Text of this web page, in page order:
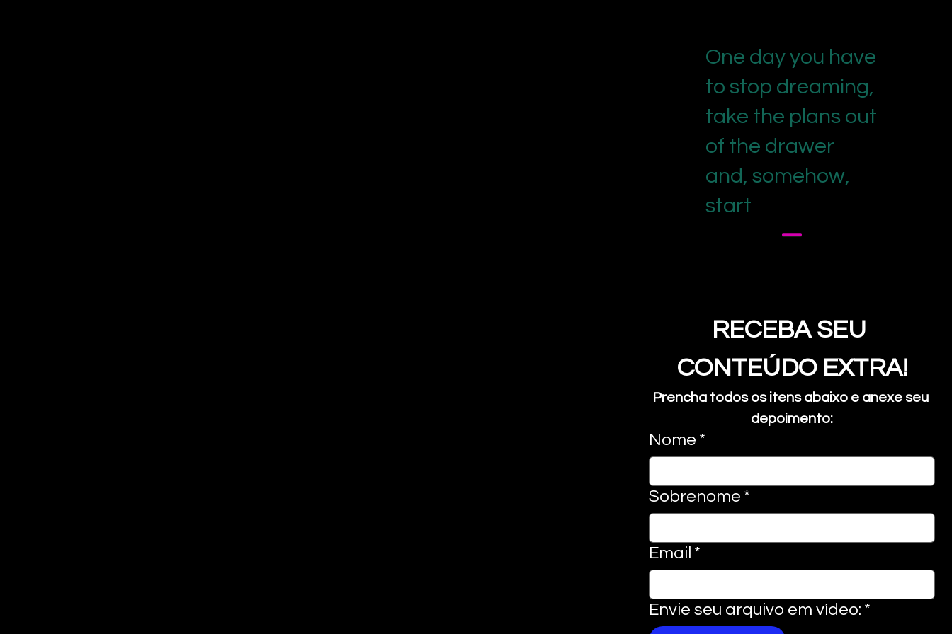
One day you have
to stop dreaming,
take the plans out
of the drawer
and, somehow,
start
RECEBA SEU
CONTEÚDO EXTRA!
Prencha todos os itens abaixo e anexe seu
depoimento:
Nome *
Sobrenome *
Email *
Envie seu arquivo em vídeo: *